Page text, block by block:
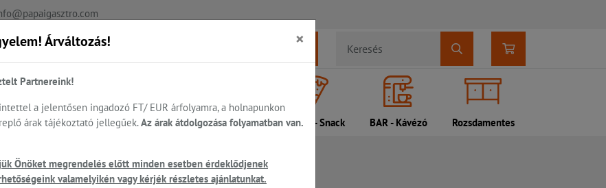
AKTUÁLIS
Sütés - főzés Cukrászat... Mosogatás HENDI - Snack BAR - Kávézó Rozsdamentes
Árváltozás! ×
Partnereink!
a jelentősen ingadozó FT/ EUR árfolyamra, a holnapunkon
árak tájékoztató jellegűek. Az árak átdolgozása folyamatban van.
Önöket megrendelés előtt minden esetben érdeklődjenek
valamelyikén vagy kérjék részletes ajánlatunkat.